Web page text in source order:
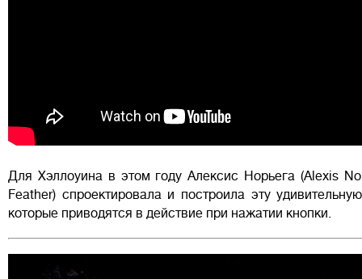
Для Хэллоуина в этом году Алексис Норьега (Alexis
Feather) спроектировала и построила эту
которые приводятся в действие при нажатии кнопки.